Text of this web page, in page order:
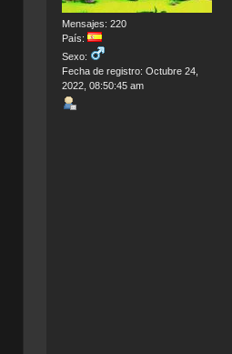
Mensajes: 220
País:
Sexo:
Fecha de registro: Octubre 24,
2022, 08:50:45 am